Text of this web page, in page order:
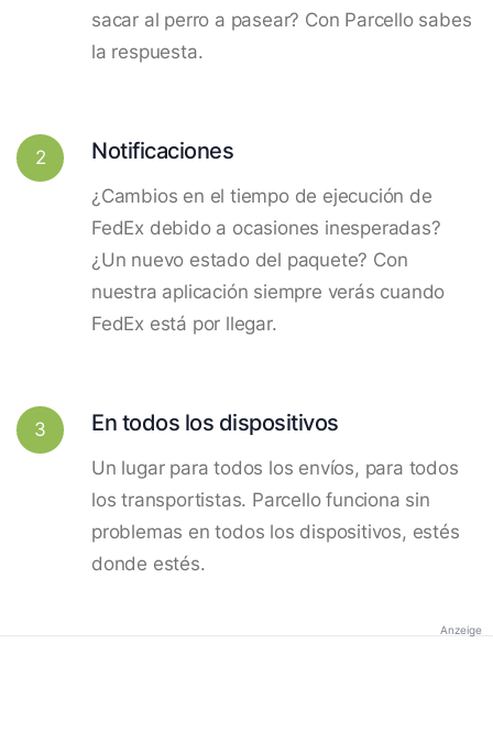
sacar al perro a pasear? Con Parcello sabes
la respuesta.
2 Notificaciones
¿Cambios en el tiempo de ejecución de
FedEx debido a ocasiones inesperadas?
¿Un nuevo estado del paquete? Con
nuestra aplicación siempre verás cuando
FedEx está por llegar.
3 En todos los dispositivos
Un lugar para todos los envíos, para todos
los transportistas. Parcello funciona sin
problemas en todos los dispositivos, estés
donde estés.
Anzeige